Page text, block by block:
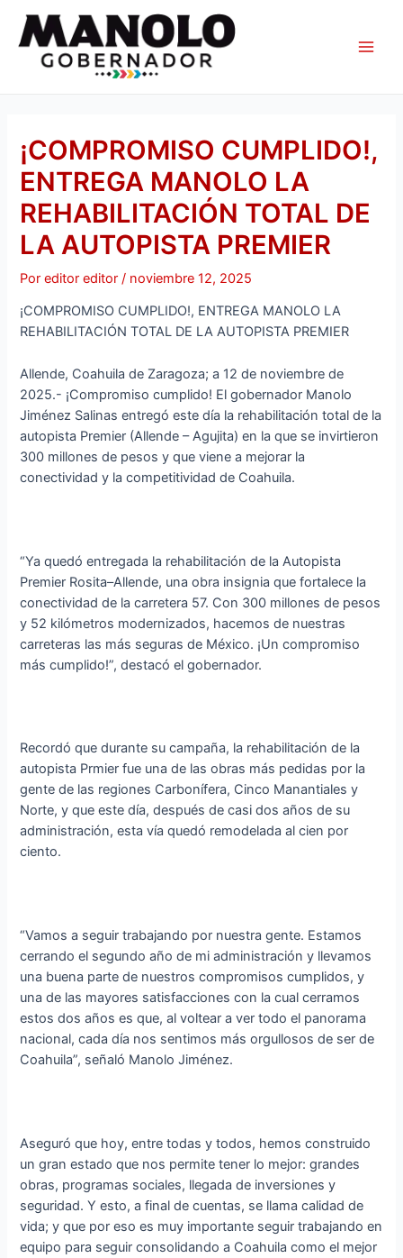
contenido
¡COMPROMISO CUMPLIDO!,
ENTREGA MANOLO LA
REHABILITACIÓN TOTAL DE
LA AUTOPISTA PREMIER
Poreditor editor/ noviembre 12, 2025
¡COMPROMISO CUMPLIDO!, ENTREGA MANOLO LA
REHABILITACIÓN TOTAL DE LA AUTOPISTA PREMIER
Allende, Coahuila de Zaragoza; a 12 de noviembre de
2025.- ¡Compromiso cumplido! El gobernador Manolo
Jiménez Salinas entregó este día la rehabilitación total de la
autopista Premier (Allende – Agujita) en la que se invirtieron
300 millones de pesos y que viene a mejorar la
conectividad y la competitividad de Coahuila.
“Ya quedó entregada la rehabilitación de la Autopista
Premier Rosita–Allende, una obra insignia que fortalece la
conectividad de la carretera 57. Con 300 millones de pesos
y 52 kilómetros modernizados, hacemos de nuestras
carreteras las más seguras de México. ¡Un compromiso
más cumplido!”, destacó el gobernador.
Recordó que durante su campaña, la rehabilitación de la
autopista Prmier fue una de las obras más pedidas por la
gente de las regiones Carbonífera, Cinco Manantiales y
Norte, y que este día, después de casi dos años de su
administración, esta vía quedó remodelada al cien por
ciento.
“Vamos a seguir trabajando por nuestra gente. Estamos
cerrando el segundo año de mi administración y llevamos
una buena parte de nuestros compromisos cumplidos, y
una de las mayores satisfacciones con la cual cerramos
estos dos años es que, al voltear a ver todo el panorama
nacional, cada día nos sentimos más orgullosos de ser de
Coahuila”, señaló Manolo Jiménez.
Aseguró que hoy, entre todas y todos, hemos construido
un gran estado que nos permite tener lo mejor: grandes
obras, programas sociales, llegada de inversiones y
seguridad. Y esto, a final de cuentas, se llama calidad de
vida; y que por eso es muy importante seguir trabajando en
equipo para seguir consolidando a Coahuila como el mejor
de
entradas